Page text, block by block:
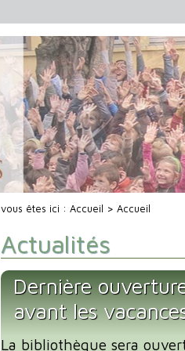
vous êtes ici : Accueil > Accueil
Actualités
Dernière
avant les
La bibliothèque sera